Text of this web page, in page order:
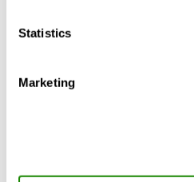
Statistics
Marketing
bis zu +63 °C.